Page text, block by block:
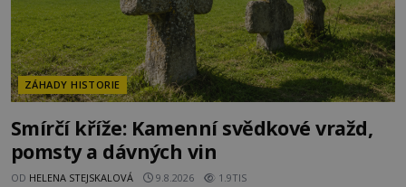
ZÁHADY HISTORIE
Smírčí kříže: Kamenní svědkové vražd,
pomsty a dávných vin
OD HELENA STEJSKALOVÁ 9.8.2026 1.9TIS